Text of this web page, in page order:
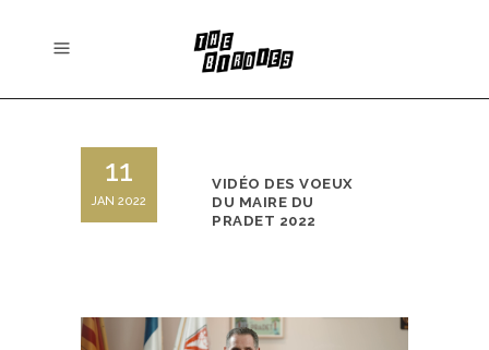
11
JAN 2022
VIDÉO DES VOEUX
DU MAIRE DU
PRADET 2022